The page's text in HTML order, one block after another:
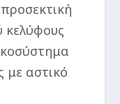
κελύφους
με αστικό